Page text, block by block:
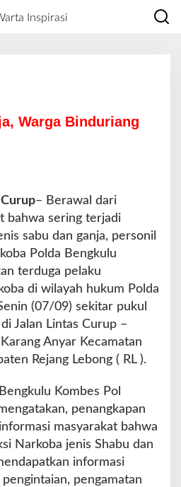
Warga Binduriang
– Berawal dari
bahwa sering terjadi
sabu dan ganja, personil
Polda Bengkulu
terduga pelaku
di wilayah hukum Polda
(07/09) sekitar pukul
Jalan Lintas Curup –
Anyar Kecamatan
Rejang Lebong ( RL ).
Kombes Pol
penangkapan
masyarakat bahwa
Narkoba jenis Shabu dan
informasi
pengamatan